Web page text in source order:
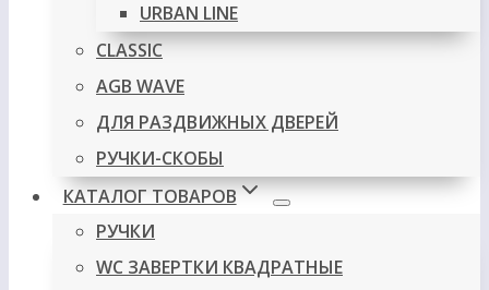
URBAN LINE
CLASSIC
AGB WAVE
ДЛЯ РАЗДВИЖНЫХ ДВЕРЕЙ
РУЧКИ-СКОБЫ
КАТАЛОГ ТОВАРОВ
РУЧКИ
WC ЗАВЕРТКИ КВАДРАТНЫЕ